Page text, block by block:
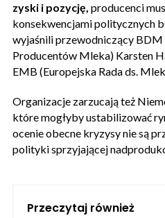
zyski i pozycję, producenci
konsekwencjami politycznych
wyjaśnili przewodniczący
Producentów Mleka) Karsten
EMB (Europejska Rada ds.
Organizacje zarzucają też
które mogłyby ustabilizować
ocenie obecne kryzysy nie są
polityki sprzyjającej
Przeczytaj również